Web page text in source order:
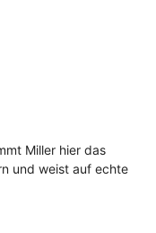
Miller hier das
und weist auf echte